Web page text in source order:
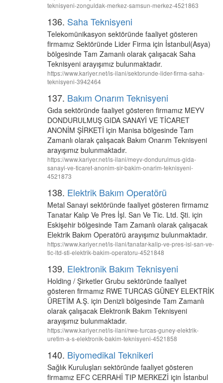
teknisyeni-zonguldak-merkez-samsun-merkez-4521863
136. Saha Teknisyeni
Telekomünikasyon sektöründe faaliyet gösteren
firmamız Sektöründe Lider Firma için İstanbul(Asya)
bölgesinde Tam Zamanlı olarak çalışacak Saha
Teknisyeni arayışımız bulunmaktadır.
https://www.kariyer.net/is-ilani/sektorunde-lider-firma-saha-
teknisyeni-3942464
137. Bakım Onarım Teknisyeni
Gıda sektöründe faaliyet gösteren firmamız MEYV
DONDURULMUŞ GIDA SANAYİ VE TİCARET
ANONİM ŞİRKETİ için Manisa bölgesinde Tam
Zamanlı olarak çalışacak Bakım Onarım Teknisyeni
arayışımız bulunmaktadır.
https://www.kariyer.net/is-ilani/meyv-dondurulmus-gida-
sanayi-ve-ticaret-anonim-sir-bakim-onarim-teknisyeni-
4521873
138. Elektrik Bakım Operatörü
Metal Sanayi sektöründe faaliyet gösteren firmamız
Tanatar Kalıp Ve Pres İşl. San Ve Tic. Ltd. Şti. için
Eskişehir bölgesinde Tam Zamanlı olarak çalışacak
Elektrik Bakım Operatörü arayışımız bulunmaktadır.
https://www.kariyer.net/is-ilani/tanatar-kalip-ve-pres-isl-san-ve-
tic-ltd-sti-elektrik-bakim-operatoru-4521848
139. Elektronik Bakım Teknisyeni
Holding / Şirketler Grubu sektöründe faaliyet
gösteren firmamız RWE TURCAS GÜNEY ELEKTRİK
ÜRETİM A.Ş. için Denizli bölgesinde Tam Zamanlı
olarak çalışacak Elektronik Bakım Teknisyeni
arayışımız bulunmaktadır.
https://www.kariyer.net/is-ilani/rwe-turcas-guney-elektrik-
uretim-a-s-elektronik-bakim-teknisyeni-4521858
140. Biyomedikal Teknikeri
Sağlık Kuruluşları sektöründe faaliyet gösteren
firmamız EFC CERRAHİ TIP MERKEZİ için İstanbul